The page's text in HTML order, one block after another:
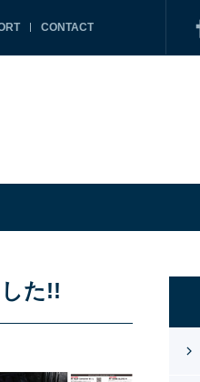
CONTACT
た!!